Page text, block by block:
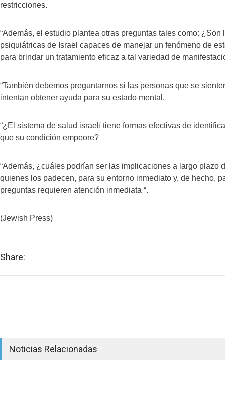
restricciones.
“Además, el estudio plantea otras preguntas tales como:
psiquiátricas de Israel capaces de manejar un fenómeno de
para brindar un tratamiento eficaz a tal variedad de
“También debemos preguntarnos si las personas que se
intentan obtener ayuda para su estado mental.
“¿El sistema de salud israelí tiene formas efectivas de
que su condición empeore?
“Además, ¿cuáles podrían ser las implicaciones a largo plazo
quienes los padecen, para su entorno inmediato y, de hecho,
preguntas requieren atención inmediata “.
(Jewish Press)
Share:
Noticias Relacionadas